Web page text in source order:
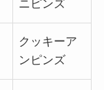
ニピンズ
クッキーア
ンピンズ